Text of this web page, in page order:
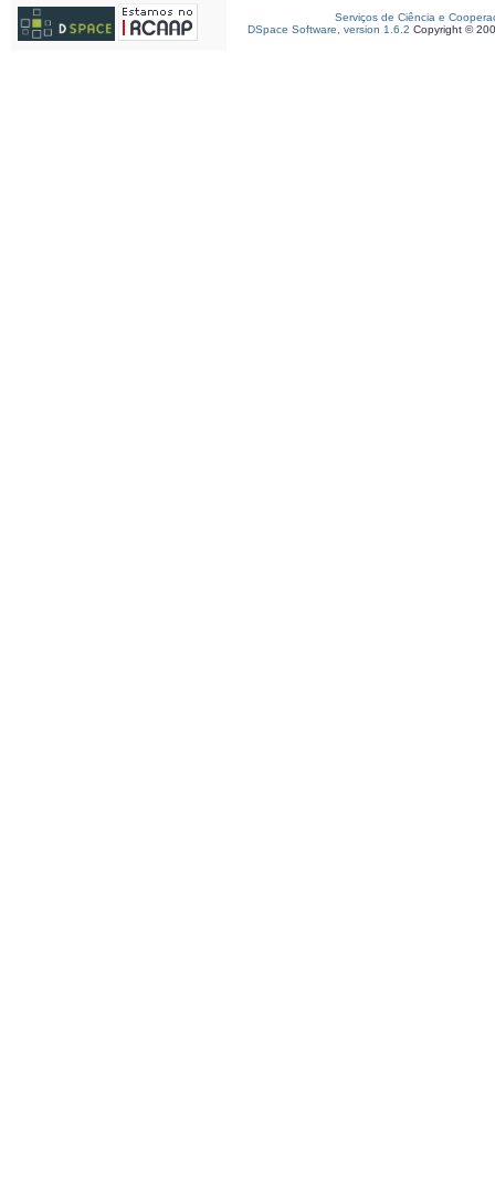
Serviços de Ciência e
DSpace Software, version 1.6.2 Copyright ©